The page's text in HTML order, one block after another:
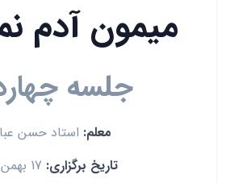
میمون آدم
جلسه
معلم: استاد حسن
تاریخ برگزاری: 17 بهمن 1390